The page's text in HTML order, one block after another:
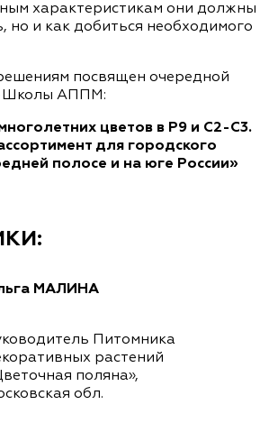
характеристикам они должны
но и как добиться необходимого
посвящен очередной
Школы АППМ:
цветов в Р9 и С2-С3.
для городского
полосе и на юге России»
МАЛИНА
Питомника
растений
поляна»,
обл.